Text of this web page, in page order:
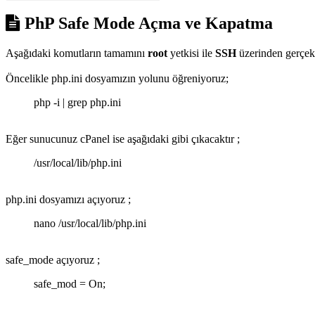
PhP Safe Mode Açma ve Kapatma
Aşağıdaki komutların tamamını root yetkisi ile SSHüzerinden
Öncelikle php.ini dosyamızın yolunu öğreniyoruz;
php -i | grep php.ini
Eğer sunucunuz cPanel ise aşağıdaki gibi çıkacaktır ;
/usr/local/lib/php.ini
php.ini dosyamızı açıyoruz ;
nano /usr/local/lib/php.ini
safe_mode açıyoruz ;
safe_mod = On;